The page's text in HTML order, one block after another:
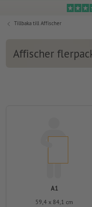
Tillbaka till Affischer
Affischer
A1
59,4 x 84,1 cm